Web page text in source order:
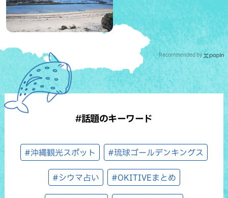
（八重瀬町）
Recommended by
#話題のキーワード
#沖縄観光スポット #琉球ゴールデンキングス
#シウマ占い #OKITIVEまとめ